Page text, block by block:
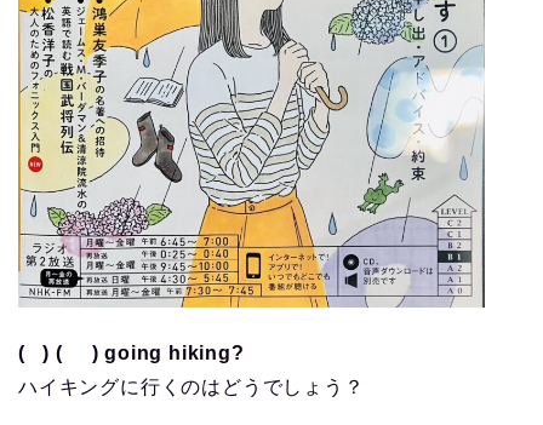
( ) ( ) going hiking?
ハイキングに行くのはどうでしょう？